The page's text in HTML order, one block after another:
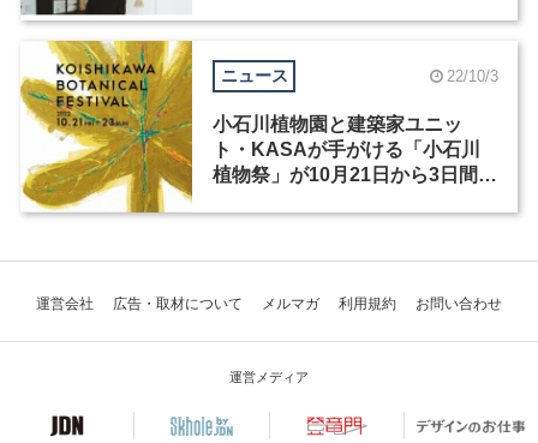
ニュース 22/10/3
小石川植物園と建築家ユニッ
ト・KASAが手がける「小石川
植物祭」が10月21日から3日間開
運営会社 広告・取材について メルマガ 利用規約 お問い合わせ
運営メディア